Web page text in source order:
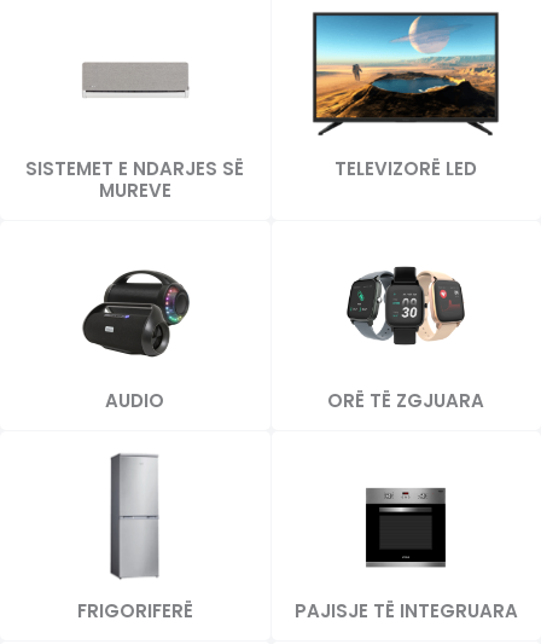
SISTEMET E NDARJES SË
MUREVE
TELEVIZORË LED
AUDIO ORË TË ZGJUARA
FRIGORIFERË PAJISJE TË INTEGRUARA